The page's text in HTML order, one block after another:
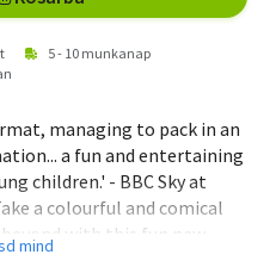
5 - 10 munkanap
managing to pack in an
a fun and entertaining
children.' - BBC Sky at
a colourful and comical
with this fun new
and Jess Bradley.